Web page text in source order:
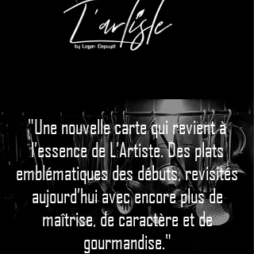
"Une nouvelle carte qui revient à
l’essence de L’Artiste. Des plats
emblématiques des débuts, revisités
aujourd’hui avec encore plus de
maîtrise, de caractère et de
gourmandise."